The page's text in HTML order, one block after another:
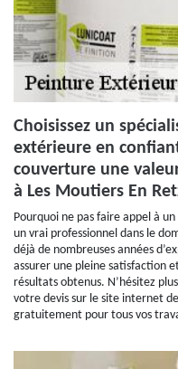
Choisissez un
extérieure en
couverture une
à Les Moutiers En
Pourquoi ne pas faire appel à
un vrai professionnel dans le
déjà de nombreuses années
assurer une pleine satisfaction
résultats obtenus. N’hésitez
votre devis sur le site internet
gratuitement pour tous vos